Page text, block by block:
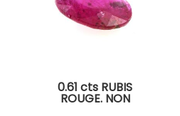
0.61 cts RUBIS
ROUGE. NON